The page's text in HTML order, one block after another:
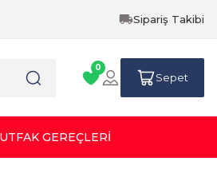
Sipariş Takibi
0
Sepet
GEREÇLERİ